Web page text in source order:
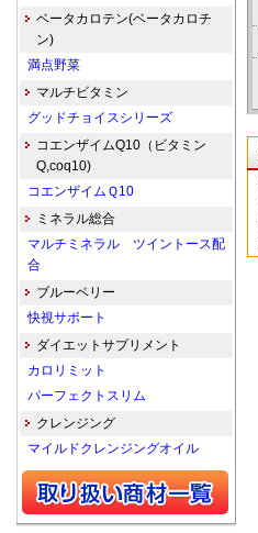
ベータカロテン(ベータカロチ
ン)
満点野菜
マルチビタミン
グッドチョイスシリーズ
コエンザイムQ10（ビタミン
Q,coq10)
コエンザイムＱ10
ミネラル総合
マルチミネラル ツイントース配
合
ブルーベリー
快視サポート
ダイエットサプリメント
カロリミット
パーフェクトスリム
クレンジング
マイルドクレンジングオイル